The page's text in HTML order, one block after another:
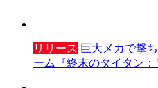
リリース 巨大メカで撃
ーム『終末のタイタン